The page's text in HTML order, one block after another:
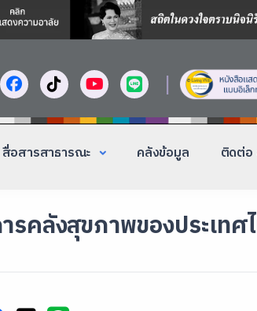
|
สื่อสารสาธารณะ คลังข้อมูล ติดต่อ
คลังสุขภาพของประเทศ